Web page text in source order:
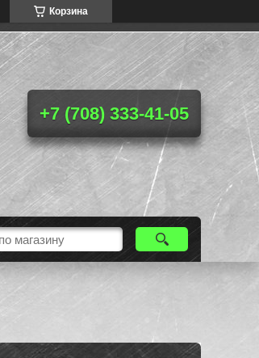
Корзина
+7 (708) 333-41-05